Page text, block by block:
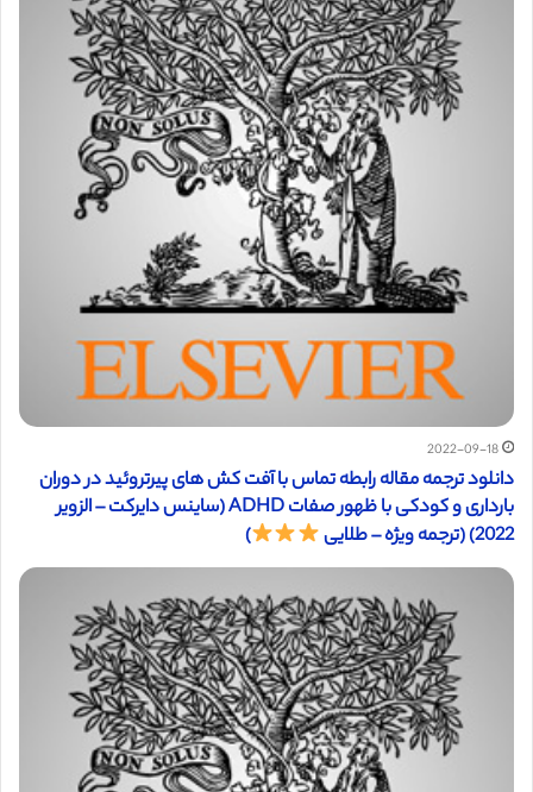
2022-09-18
دانلود ترجمه مقاله رابطه تماس با آفت کش های پیرتروئید در دوران
بارداری و کودکی با ظهور صفات ADHD (ساینس دایرکت – الزویر
2022) (ترجمه ویژه – طلایی
)